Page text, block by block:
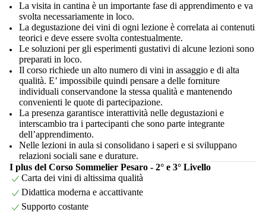
La visita in cantina è un importante fase di apprendimento e va
svolta necessariamente in loco.
La degustazione dei vini di ogni lezione è correlata ai contenuti
teorici e deve essere svolta contestualmente.
Le soluzioni per gli esperimenti gustativi di alcune lezioni sono
preparati in loco.
Il corso richiede un alto numero di vini in assaggio e di alta
qualità. E’ impossibile quindi pensare a delle forniture
individuali conservandone la stessa qualità e mantenendo
convenienti le quote di partecipazione.
La presenza garantisce interattività nelle degustazioni e
interscambio tra i partecipanti che sono parte integrante
dell’apprendimento.
Nelle lezioni in aula si consolidano i saperi e si sviluppano
relazioni sociali sane e durature.
I plus del Corso Sommelier Pesaro - 2° e 3° Livello
Carta dei vini di altissima qualità
Didattica moderna e accattivante
Supporto costante